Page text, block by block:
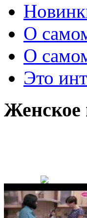
О
О
Это
Женское